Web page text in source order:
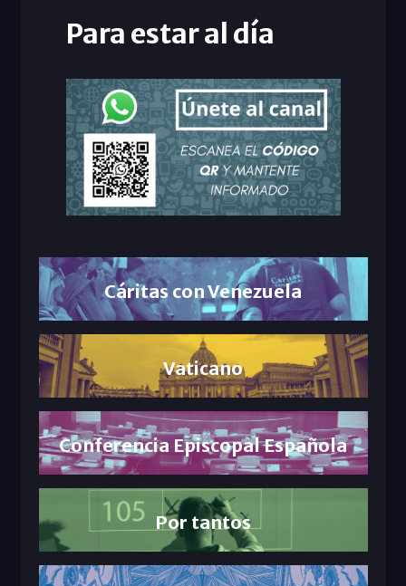
Para estar al día
Cáritas con Venezuela
Vaticano
Conferencia Episcopal Española
Por tantos